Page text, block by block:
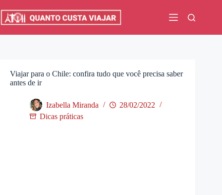
para
Viajar para o Chile: confira tudo que você precisa saber
antes de ir
Izabella Miranda
28/02/2022
Dicas práticas